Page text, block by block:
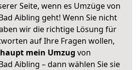
Seite, wenn es Umzüge von
Aibling geht! Wenn Sie nicht
wir die richtige Lösung für
auf Ihre Fragen wollen,
mein Umzug von
Aibling – dann wählen Sie sie